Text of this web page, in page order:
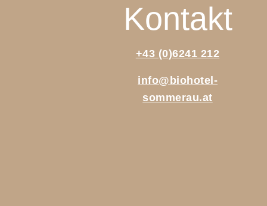
Kontakt
+43 (0)6241 212
info@biohotel-
sommerau.at